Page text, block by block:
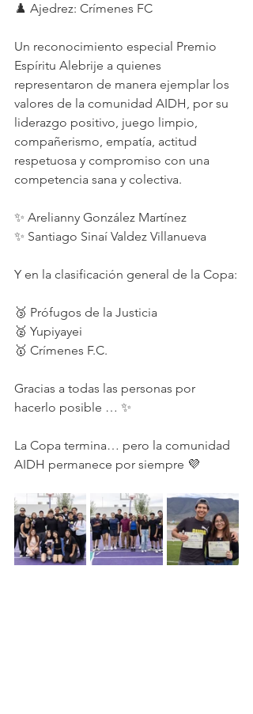
♟️ Ajedrez: Crímenes FC
Un reconocimiento especial Premio
Espíritu Alebrije a quienes
representaron de manera ejemplar los
valores de la comunidad AIDH, por su
liderazgo positivo, juego limpio,
compañerismo, empatía, actitud
respetuosa y compromiso con una
competencia sana y colectiva.
✨ Arelianny González Martínez
✨ Santiago Sinaí Valdez Villanueva
Y en la clasificación general de la Copa:
🥉 Prófugos de la Justicia
🥈 Yupiyayei
🥇 Crímenes F.C.
Gracias a todas las personas por
hacerlo posible … ✨
La Copa termina… pero la comunidad
AIDH permanece por siempre 💜